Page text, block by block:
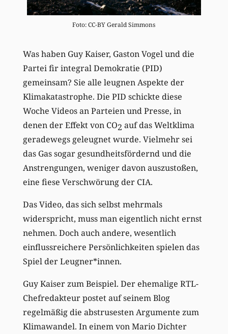
Foto: CC-BY Gerald Simmons
Was haben Guy Kaiser, Gaston Vogel und die
Partei fir integral Demokratie (PID)
gemeinsam? Sie alle leugnen Aspekte der
Klimakatastrophe. Die PID schickte diese
Woche Videos an Parteien und Presse, in
denen der Effekt von CO2 auf das Weltklima
geradewegs geleugnet wurde. Vielmehr sei
das Gas sogar gesundheitsfördernd und die
Anstrengungen, weniger davon auszustoßen,
eine fiese Verschwörung der CIA.
Das Video, das sich selbst mehrmals
widerspricht, muss man eigentlich nicht ernst
nehmen. Doch auch andere, wesentlich
einflussreichere Persönlichkeiten spielen das
Spiel der Leugner*innen.
Guy Kaiser zum Beispiel. Der ehemalige RTL-
Chefredakteur postet auf seinem Blog
regelmäßig die abstrusesten Argumente zum
Klimawandel. In einem von Mario Dichter